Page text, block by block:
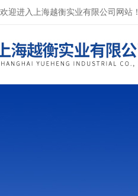
迎进入上海越衡实业有限公司网站！